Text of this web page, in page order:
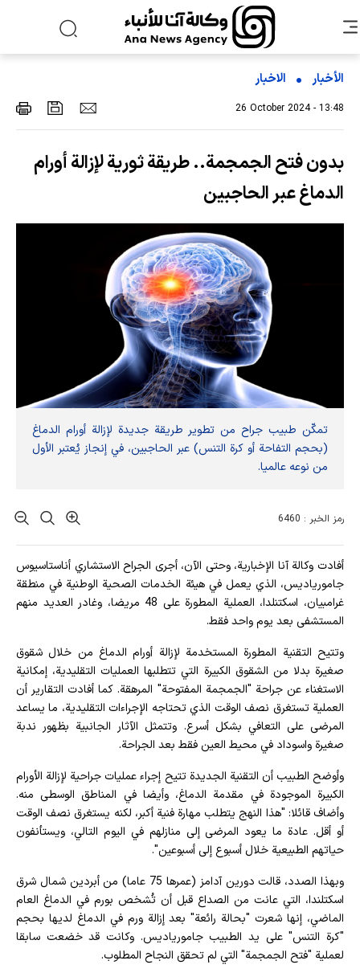
الأخبار الاخبار
26 October 2024 - 13:48
بدون فتح الجمجمة.. طريقة ثورية لإزالة أورام
الدماغ عبر الحاجبين
تمكّن طبيب جراح من تطوير طريقة جديدة لإزالة أورام الدماغ
(بحجم التفاحة أو كرة التنس) عبر الحاجبين، في إنجاز يُعتبر الأول
من نوعه عالميا.
رمز الخبر : 6460
أفادت وکالة آنا الإخباریة، وحتى الآن، أجرى الجراح الاستشاري أناستاسيوس
جامورياديس، الذي يعمل في هيئة الخدمات الصحية الوطنية في منطقة
غرامبيان، اسكتنلدا، العملية المطورة على 48 مريضا، وغادر العديد منهم
المستشفى بعد يوم واحد فقط.
وتتيح التقنية المطورة المستخدمة لإزالة أورام الدماغ من خلال شقوق
صغيرة بدلا من الشقوق الكبيرة التي تتطلبها العمليات التقليدية، إمكانية
الاستغناء عن جراحة "الجمجمة المفتوحة" المرهقة. كما أفادت التقارير أن
العملية تستغرق نصف الوقت الذي تحتاجه الإجراءات التقليدية، ما يساعد
المرضى على التعافي بشكل أسرع. وتتمثل الآثار الجانبية بظهور ندبة
صغيرة واسوداد في محيط العين فقط بعد الجراحة.
وأوضح الطبيب أن التقنية الجديدة تتيح إجراء عمليات جراحية لإزالة الأورام
الكبيرة الموجودة في مقدمة الدماغ، وأيضا في المناطق الوسطى منه.
وأضاف قائلا: "هذا النهج يتطلب مهارة فنية أكبر، لكنه يستغرق نصف الوقت
أو أقل. عادة ما يعود المرضى إلى منازلهم في اليوم التالي، ويستأنفون
حياتهم الطبيعية خلال أسبوع إلى أسبوعين".
وبهذا الصدد، قالت دورين آدامز (عمرها 75 عاما) من أبردين شمال شرق
اسكتلندا، التي عانت من الصداع قبل أن تُشخص بورم في الدماغ العام
الماضي، إنها شعرت "بحالة رائعة" بعد إزالة ورم في الدماغ لديها بحجم
"كرة التنس" على يد الطبيب جامورياديس. وكانت قد خضعت سابقا
لعملية "فتح الجمجمة" التي لم تحقق النجاح المطلوب.